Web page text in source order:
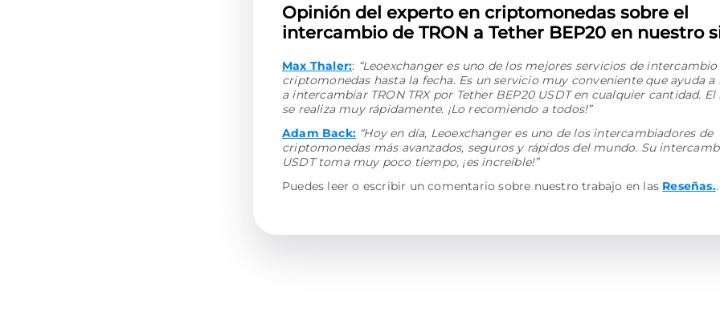
Opinión del experto en criptomonedas sobre el
intercambio de TRON a Tether BEP20 en nuestro
Max Thaler:: “Leoexchanger es uno de los mejores servicios de intercambio
criptomonedas hasta la fecha. Es un servicio muy conveniente que ayuda a
a intercambiar TRON TRX por Tether BEP20 USDT en cualquier cantidad.
se realiza muy rápidamente. ¡Lo recomiendo a todos!”
Adam Back: “Hoy en día, Leoexchanger es uno de los intercambiadores de
criptomonedas más avanzados, seguros y rápidos del mundo. Su
USDT toma muy poco tiempo, ¡es increíble!”
Puedes leer o escribir un comentario sobre nuestro trabajo en las Reseñas..